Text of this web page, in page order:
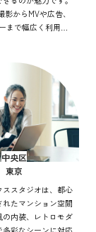
影からMVや広告、
まで幅広く利用可
ョン豊かな撮影を実
中央区
東京
ススタジオは、都心
れたマンション空間
内装、レトロモダ